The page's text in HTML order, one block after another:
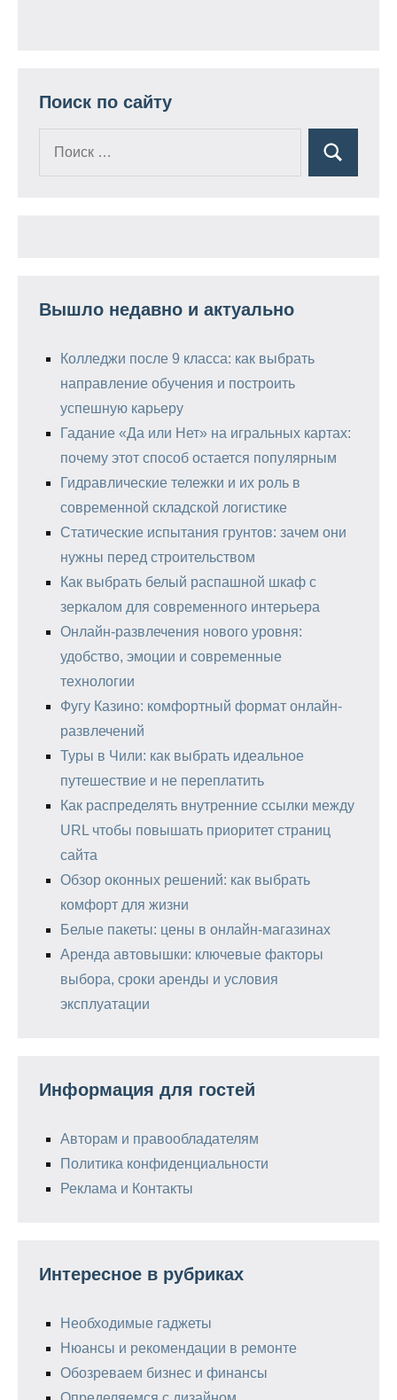
Поиск по сайту
Поиск
Вышло недавно и актуально
Колледжи после 9 класса: как выбрать
направление обучения и построить
успешную карьеру
Гадание «Да или Нет» на игральных картах:
почему этот способ остается популярным
Гидравлические тележки и их роль в
современной складской логистике
Статические испытания грунтов: зачем они
нужны перед строительством
Как выбрать белый распашной шкаф с
зеркалом для современного интерьера
Онлайн-развлечения нового уровня:
удобство, эмоции и современные
технологии
Фугу Казино: комфортный формат онлайн-
развлечений
Туры в Чили: как выбрать идеальное
путешествие и не переплатить
Как распределять внутренние ссылки между
URL чтобы повышать приоритет страниц
сайта
Обзор оконных решений: как выбрать
комфорт для жизни
Белые пакеты: цены в онлайн-магазинах
Аренда автовышки: ключевые факторы
выбора, сроки аренды и условия
эксплуатации
Информация для гостей
Авторам и правообладателям
Политика конфиденциальности
Реклама и Контакты
Интересное в рубриках
Необходимые гаджеты
Нюансы и рекомендации в ремонте
Обозреваем бизнес и финансы